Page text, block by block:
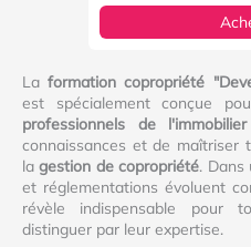
Laformation copropriété
est spécialement conçue
professionnels de l'immobilier
connaissances et de maîtriser
lagestion de copropriété. Dans
et réglementations évoluent
révèle indispensable pour
distinguer par leur expertise.